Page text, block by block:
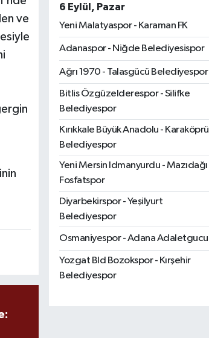
ve
6 Eylül, Pazar
Yeni Malatyaspor - Karaman FK
Adanaspor - Niğde Belediyesispor
Ağrı 1970 - Talasgücü Belediyespor
Bitlis Özgüzelderespor - Silifke
Belediyespor
Kırıkkale Büyük Anadolu - Karaköprü
Belediyespor
Yeni Mersin Idmanyurdu - Mazıdağı
Fosfatspor
Diyarbekirspor - Yeşilyurt
Belediyespor
Osmaniyespor - Adana Adaletgucu
Yozgat Bld Bozokspor - Kırşehir
Belediyespor